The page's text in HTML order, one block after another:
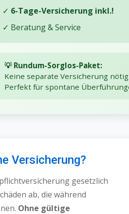
✓ 6-Tage-Versicherung inkl.!
✓ Beratung & Service
💡 Rundum-Sorglos-Paket:
Keine separate Versicherung
Perfekt für spontane
Versicherung?
gesetzlich
ab, die während
Ohne gültige